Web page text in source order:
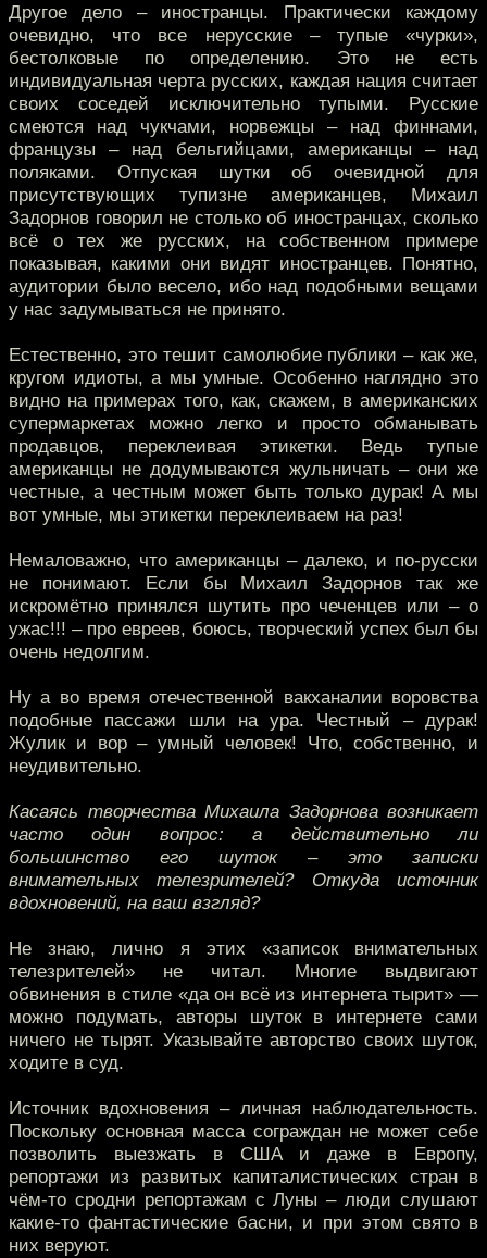
Другое дело – иностранцы. Практически каждому
очевидно, что все нерусские – тупые «чурки»,
бестолковые по определению. Это не есть
индивидуальная черта русских, каждая нация считает
своих соседей исключительно тупыми. Русские
смеются над чукчами, норвежцы – над финнами,
французы – над бельгийцами, американцы – над
поляками. Отпуская шутки об очевидной для
присутствующих тупизне американцев, Михаил
Задорнов говорил не столько об иностранцах, сколько
всё о тех же русских, на собственном примере
показывая, какими они видят иностранцев. Понятно,
аудитории было весело, ибо над подобными вещами
у нас задумываться не принято.
Естественно, это тешит самолюбие публики – как же,
кругом идиоты, а мы умные. Особенно наглядно это
видно на примерах того, как, скажем, в американских
супермаркетах можно легко и просто обманывать
продавцов, переклеивая этикетки. Ведь тупые
американцы не додумываются жульничать – они же
честные, а честным может быть только дурак! А мы
вот умные, мы этикетки переклеиваем на раз!
Немаловажно, что американцы – далеко, и по-русски
не понимают. Если бы Михаил Задорнов так же
искромётно принялся шутить про чеченцев или – о
ужас!!! – про евреев, боюсь, творческий успех был бы
очень недолгим.
Ну а во время отечественной вакханалии воровства
подобные пассажи шли на ура. Честный – дурак!
Жулик и вор – умный человек! Что, собственно, и
неудивительно.
Касаясь творчества Михаила Задорнова возникает
часто один вопрос: а действительно ли
большинство его шуток – это записки
внимательных телезрителей? Откуда источник
вдохновений, на ваш взгляд?
Не знаю, лично я этих «записок внимательных
телезрителей» не читал. Многие выдвигают
обвинения в стиле «да он всё из интернета тырит» —
можно подумать, авторы шуток в интернете сами
ничего не тырят. Указывайте авторство своих шуток,
ходите в суд.
Источник вдохновения – личная наблюдательность.
Поскольку основная масса сограждан не может себе
позволить выезжать в США и даже в Европу,
репортажи из развитых капиталистических стран в
чём-то сродни репортажам с Луны – люди слушают
какие-то фантастические басни, и при этом свято в
них веруют.